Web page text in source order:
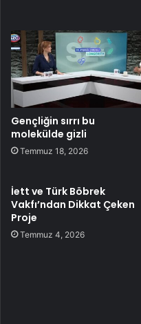
Gençliğin sırrı bu
molekülde gizli
Temmuz 18, 2026
İett ve Türk Böbrek
Vakfı’ndan Dikkat Çeken
Proje
Temmuz 4, 2026